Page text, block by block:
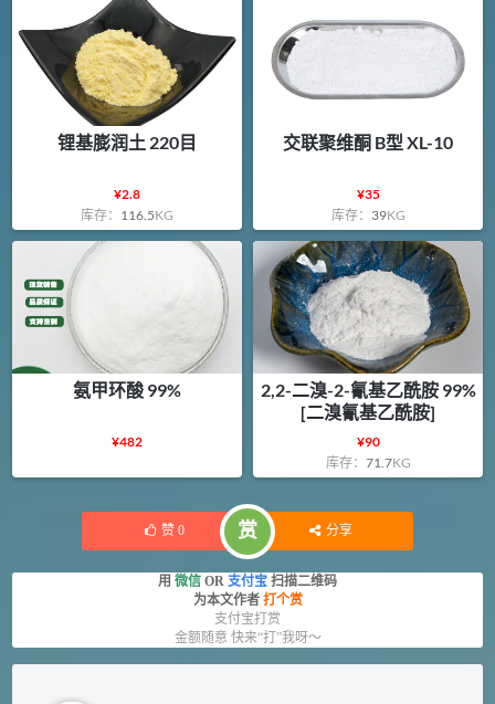
锂基膨润土 220目
¥2.8
库存： 116.5KG
交联聚维酮 B型 XL-10
¥35
库存： 39KG
氨甲环酸 99%
¥482
2,2-二溴-2-氰基乙酰胺 99%
[二溴氰基乙酰胺]
¥90
库存： 71.7KG
赞 0 赏 分享
用 微信 OR 支付宝 扫描二维码
为本文作者 打个赏
支付宝打赏
金额随意 快来“打”我呀～